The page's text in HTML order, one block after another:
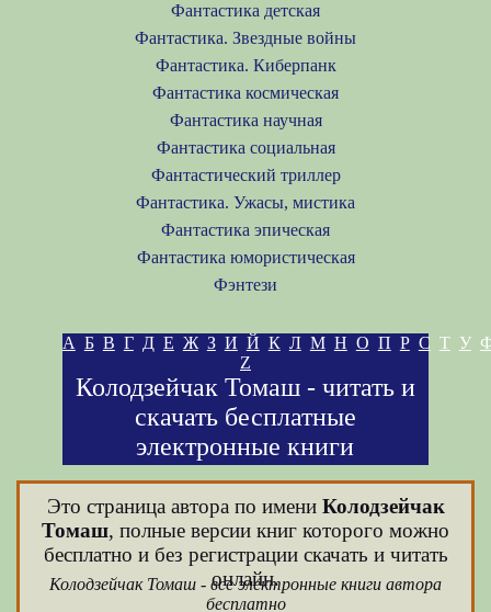
Фантастика детская
Фантастика. Звездные войны
Фантастика. Киберпанк
Фантастика космическая
Фантастика научная
Фантастика социальная
Фантастический триллер
Фантастика. Ужасы, мистика
Фантастика эпическая
Фантастика юмористическая
Фэнтези
А Б В Г Д Е Ж З И Й К Л М Н О П Р С Т У
Z
Колодзейчак Томаш - читать и
скачать бесплатные
электронные книги
Это страница автора по имени Колодзейчак
Томаш, полные версии книг которого можно
бесплатно и без регистрации скачать и читать
онлайн.
Колодзейчак Томаш - все электронные книги автора
бесплатно